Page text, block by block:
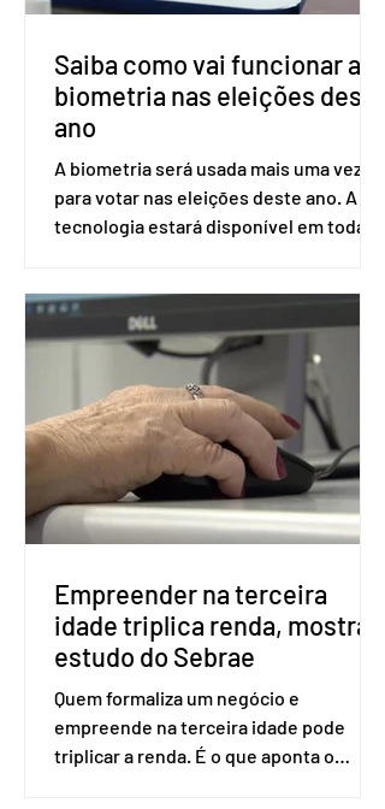
Conitec é um colegiado
Saiba como vai funcionar a
biometria nas eleições deste
ano
A biometria será usada mais uma vez
para votar nas eleições deste ano. A
tecnologia estará disponível em todas
Apesar da requisição, a biometria não é
obrigatória para exercer o direito ao
voto. Se o título estiver regular, o
eleitor pode votar mesmo sem ter
realizado esse cadastro. Neste caso,
será exigido o documento de
identificação para acesso à urna
eletrônica. Se a urna eletrônica não
reconh
Empreender na terceira
idade triplica renda, mostra
estudo do Sebrae
Quem formaliza um negócio e
empreende na terceira idade pode
triplicar a renda. É o que aponta o